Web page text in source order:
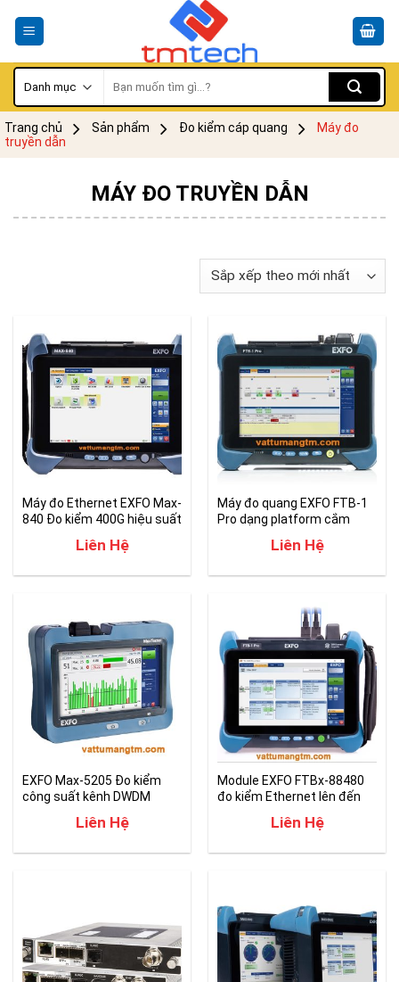
kiếm:
Trang chủ Sản phẩm Đo kiểm cáp quang
Máy đo
truyền dẫn
MÁY ĐO TRUYỀN DẪN
Máy đo Ethernet EXFO Max-
840 Đo kiểm 400G hiệu suất
Liên Hệ
Máy đo quang EXFO FTB-1
Pro dạng platform cắm
Liên Hệ
EXFO Max-5205 Đo kiểm
công suất kênh DWDM
Liên Hệ
Module EXFO FTBx-88480
đo kiểm Ethernet lên đến
Liên Hệ